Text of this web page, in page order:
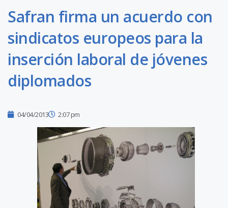
Safran firma un acuerdo con
sindicatos europeos para la
inserción laboral de jóvenes
diplomados
04/04/2013 2:07 pm